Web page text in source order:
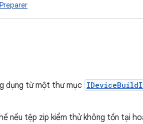
dụng từ một thư mục
nếu tệp zip kiểm thử không tồn tại